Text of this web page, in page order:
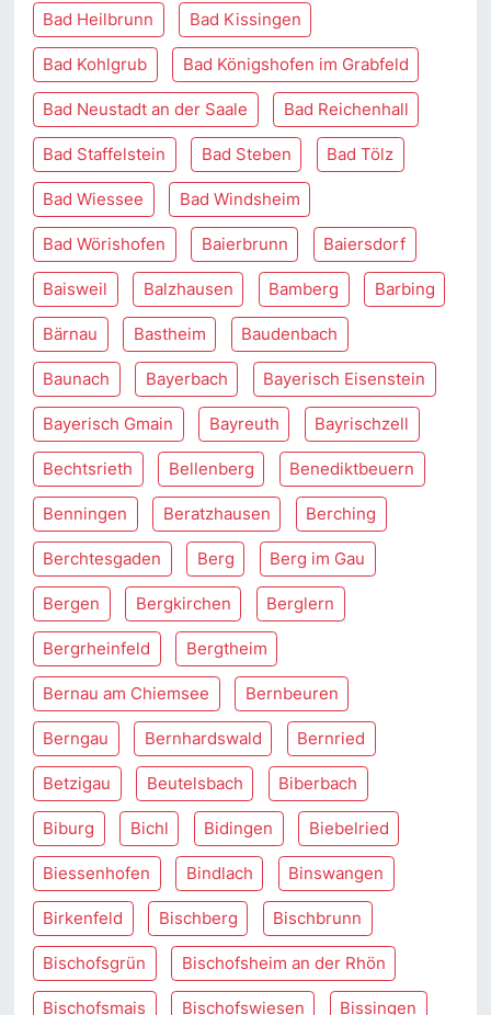
Bad Heilbrunn Bad Kissingen
Bad Kohlgrub Bad Königshofen im Grabfeld
Bad Neustadt an der Saale Bad Reichenhall
Bad Staffelstein Bad Steben Bad Tölz
Bad Wiessee Bad Windsheim
Bad Wörishofen Baierbrunn Baiersdorf
Baisweil Balzhausen Bamberg Barbing
Bärnau Bastheim Baudenbach
Baunach Bayerbach Bayerisch Eisenstein
Bayerisch Gmain Bayreuth Bayrischzell
Bechtsrieth Bellenberg Benediktbeuern
Benningen Beratzhausen Berching
Berchtesgaden Berg Berg im Gau
Bergen Bergkirchen Berglern
Bergrheinfeld Bergtheim
Bernau am Chiemsee Bernbeuren
Berngau Bernhardswald Bernried
Betzigau Beutelsbach Biberbach
Biburg Bichl Bidingen Biebelried
Biessenhofen Bindlach Binswangen
Birkenfeld Bischberg Bischbrunn
Bischofsgrün Bischofsheim an der Rhön
Bischofsmais Bischofswiesen Bissingen